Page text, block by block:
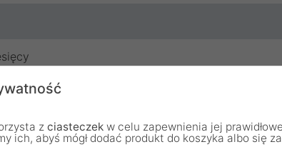
z ciasteczek w celu zapewnienia jej
ich, abyś mógł dodać produkt do koszyka albo się